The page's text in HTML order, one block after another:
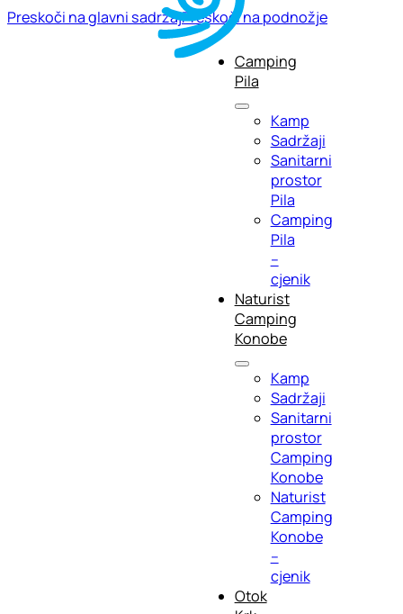
Preskoči na glavni sadržajPreskoči na podnožje
Camping
Pila
Kamp
Sadržaji
Sanitarni
prostor
Pila
Camping
Pila
–
cjenik
Naturist
Camping
Konobe
Kamp
Sadržaji
Sanitarni
prostor
Camping
Konobe
Naturist
Camping
Konobe
–
cjenik
Otok